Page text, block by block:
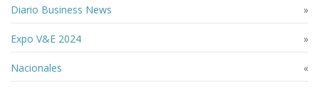
»
Diario Business News
»
Expo V&E 2024
«
Nacionales